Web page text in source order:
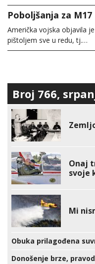
Poboljšanja za M17
Američka vojska objavila
pištoljem sve u redu, tj.…
Broj 766,
Onaj
svoje
Mi
Obuka prilagođena
Donošenje brze,